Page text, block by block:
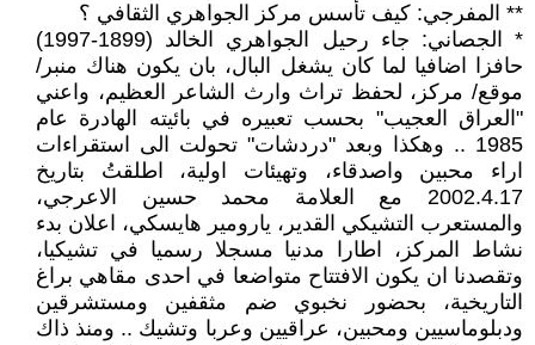
** المفرجي: كيف تأسس مركز الجواهري الثقافي ؟
* الجصاني: جاء رحيل الجواهري الخالد (1899-1997)
حافزا اضافيا لما كان يشغل البال، بان يكون هناك منبر/
موقع/ مركز، لحفظ تراث وارث الشاعر العظيم، واعني
"العراق العجيب" بحسب تعبيره في بائيته الهادرة عام
1985 .. وهكذا وبعد "دردشات" تحولت الى استقراءات
اراء محبين واصدقاء، وتهيئات اولية، اطلقتُ بتاريخ
2002.4.17 مع العلامة محمد حسين الاعرجي،
والمستعرب التشيكي القدير، يارومير هايسكي، اعلان بدء
نشاط المركز، اطارا مدنيا مسجلا رسميا في تشيكيا،
وتقصدنا ان يكون الافتتاح متواضعا في احدى مقاهي براغ
التاريخية، بحضور نخبوي ضم مثقفين ومستشرقين
ودبلوماسيين ومحبين، عراقيين وعربا وتشيك .. ومنذ ذاك